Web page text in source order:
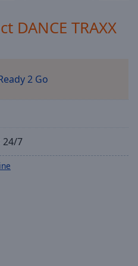
DANCE TRAXX
2 Go
24/7